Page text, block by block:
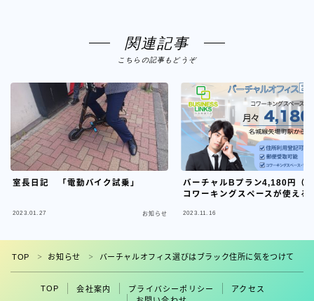
関連記事
こちらの記事もどうぞ
室長日記 「電動バイク試乗」
2023.01.27 お知らせ
バーチャルBプラン4,180円（
コワーキングスペースが使える
2023.11.16
TOP ＞ お知らせ ＞ バーチャルオフィス選びはブラック住所に気をつけて
TOP 会社案内 プライバシーポリシー
アクセス